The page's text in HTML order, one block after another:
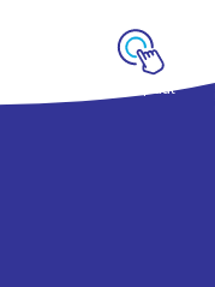
Schoolplaat